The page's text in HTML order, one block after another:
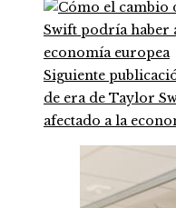
Siguiente
de era de Taylor
afectado a la